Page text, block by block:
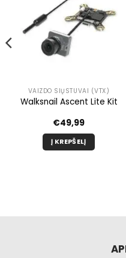
VAIZDO SIŲSTUVAI (VTX)
Walksnail Ascent Lite Kit
€49,99
Į KREPŠELĮ